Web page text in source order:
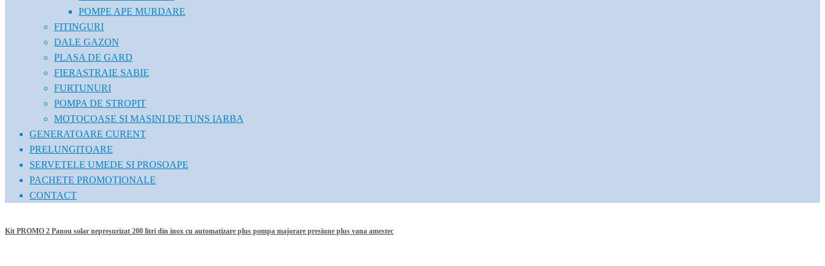
POMPE APE MURDARE
FITINGURI
DALE GAZON
PLASA DE GARD
FIERASTRAIE SABIE
FURTUNURI
POMPA DE STROPIT
MOTOCOASE SI MASINI DE TUNS IARBA
GENERATOARE CURENT
PRELUNGITOARE
SERVETELE UMEDE SI PROSOAPE
PACHETE PROMOȚIONALE
CONTACT
Kit PROMO 2 Panou solar nepresurizat 200 litri din inox cu automatizare plus pompa majorare presiune plus vana amestec